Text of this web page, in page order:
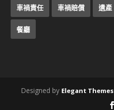
車禍責任 車禍賠償 遺產
餐廳
Designed by Elegant Themes